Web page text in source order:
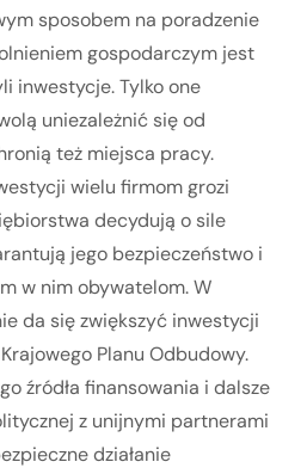
sposobem na poradzenie
gospodarczym jest
inwestycje. Tylko one
uniezależnić się od
też miejsca pracy.
wielu firmom grozi
decydują o sile
jego bezpieczeństwo i
w nim obywatelom. W
da się zwiększyć inwestycji
Planu Odbudowy.
źródła finansowania i dalsze
z unijnymi partnerami
działanie